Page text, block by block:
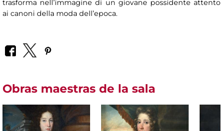
trasforma nell’immagine di un giovane possidente attento
ai canoni della moda dell’epoca.
Obras maestras de la sala